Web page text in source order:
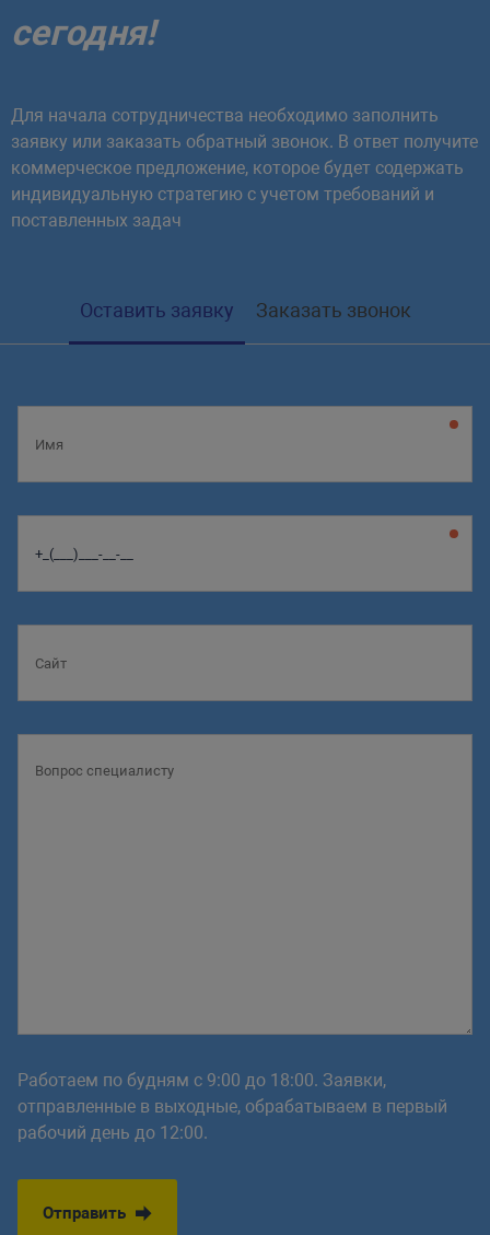
сегодня!
Для начала сотрудничества необходимо заполнить
заявку или заказать обратный звонок. В ответ получите
коммерческое предложение, которое будет содержать
индивидуальную стратегию с учетом требований и
поставленных задач
Оставить заявку Заказать звонок
Работаем по будням с 9:00 до 18:00. Заявки,
отправленные в выходные, обрабатываем в первый
рабочий день до 12:00.
Отправить